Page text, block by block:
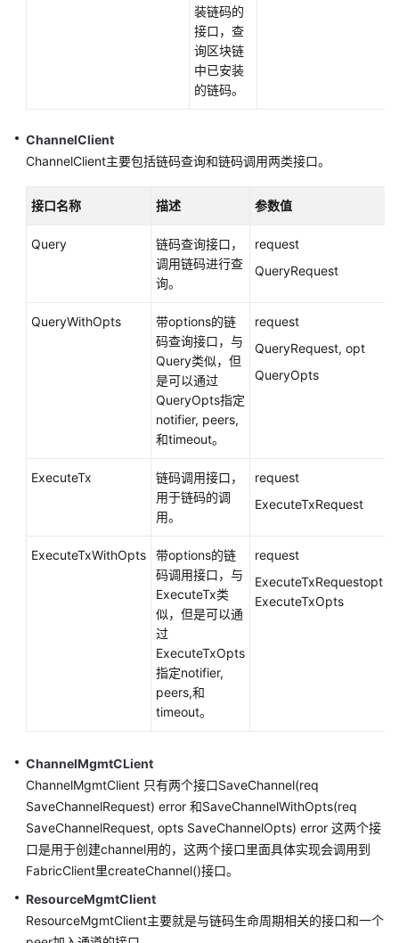
装链码的
接口，查
询区块链
中已安装
的链码。
ChannelClient
ChannelClient主要包括链码查询和链码调用两类接口。
接口名称 描述 参数值
Query
链码查询接口，
调用链码进行查
询。
request
QueryRequest
QueryWithOpts
带options的链
码查询接口，与
Query类似，但
是可以通过
QueryOpts指定
notifier, peers,
和timeout。
request
QueryRequest, opt
QueryOpts
ExecuteTx
链码调用接口，
用于链码的调
用。
request
ExecuteTxRequest
ExecuteTxWithOpts
带options的链
码调用接口，与
ExecuteTx类
似，但是可以通
过
ExecuteTxOpts
指定notifier,
peers,和
timeout。
request
ExecuteTxRequestopt
ExecuteTxOpts
ChannelMgmtCLient
ChannelMgmtClient 只有两个接口SaveChannel(req
SaveChannelRequest) error 和SaveChannelWithOpts(req
SaveChannelRequest, opts SaveChannelOpts) error 这两个接
口是用于创建channel用的，这两个接口里面具体实现会调用到
FabricClient里createChannel()接口。
ResourceMgmtClient
ResourceMgmtClient主要就是与链码生命周期相关的接口和一个